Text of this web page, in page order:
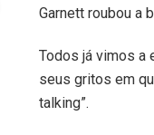
Garnett roubou a
Todos já vimos a
seus gritos em
talking”.